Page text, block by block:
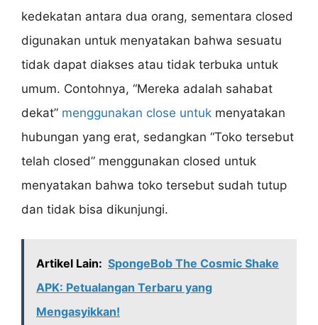
kedekatan antara dua orang, sementara closed
digunakan untuk menyatakan bahwa sesuatu
tidak dapat diakses atau tidak terbuka untuk
umum. Contohnya, “Mereka adalah sahabat
dekat” menggunakan close untuk menyatakan
hubungan yang erat, sedangkan “Toko tersebut
telah closed” menggunakan closed untuk
menyatakan bahwa toko tersebut sudah tutup
dan tidak bisa dikunjungi.
Artikel Lain: SpongeBob The Cosmic Shake
APK: Petualangan Terbaru yang
Mengasyikkan!